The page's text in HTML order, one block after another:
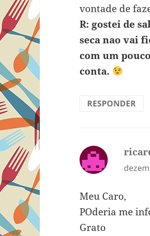
vontade de
R: gostei de
seca nao vai
com um
conta.
RESPONDER
Meu Caro,
POderia me
Grato